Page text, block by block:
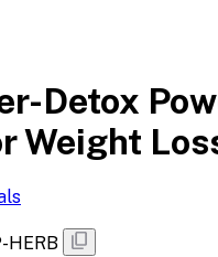
Detox
Weight
HERB